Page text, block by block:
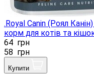
.Royal Canin (Роял
корм для котів та
64 грн
58 грн
Купити